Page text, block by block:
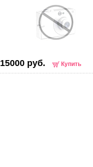
15000 руб. Купить